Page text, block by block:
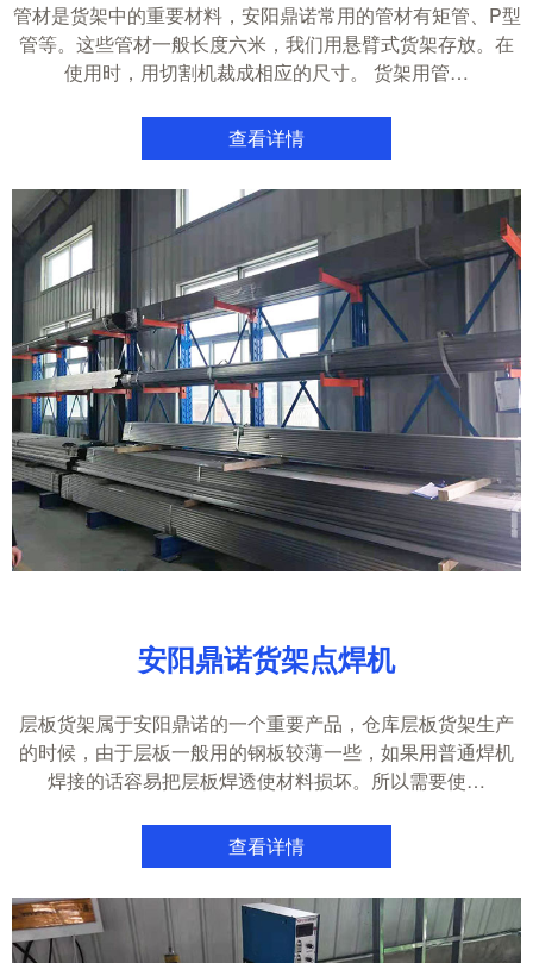
管材是货架中的重要材料，安阳鼎诺常用的管材有矩管、P型
管等。这些管材一般长度六米，我们用悬臂式货架存放。在
使用时，用切割机裁成相应的尺寸。 货架用管…
查看详情
安阳鼎诺货架点焊机
层板货架属于安阳鼎诺的一个重要产品，仓库层板货架生产
的时候，由于层板一般用的钢板较薄一些，如果用普通焊机
焊接的话容易把层板焊透使材料损坏。所以需要使…
查看详情